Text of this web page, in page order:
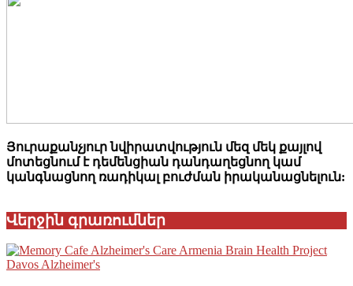
Յուրաքանչյուր նվիրատվություն մեզ մեկ քայլով
մոտեցնում է դեմենցիան դանդաղեցնող կամ
կանգնացնող ռադիկալ բուժման իրականացնելուն:
Վերջին գրառումներ